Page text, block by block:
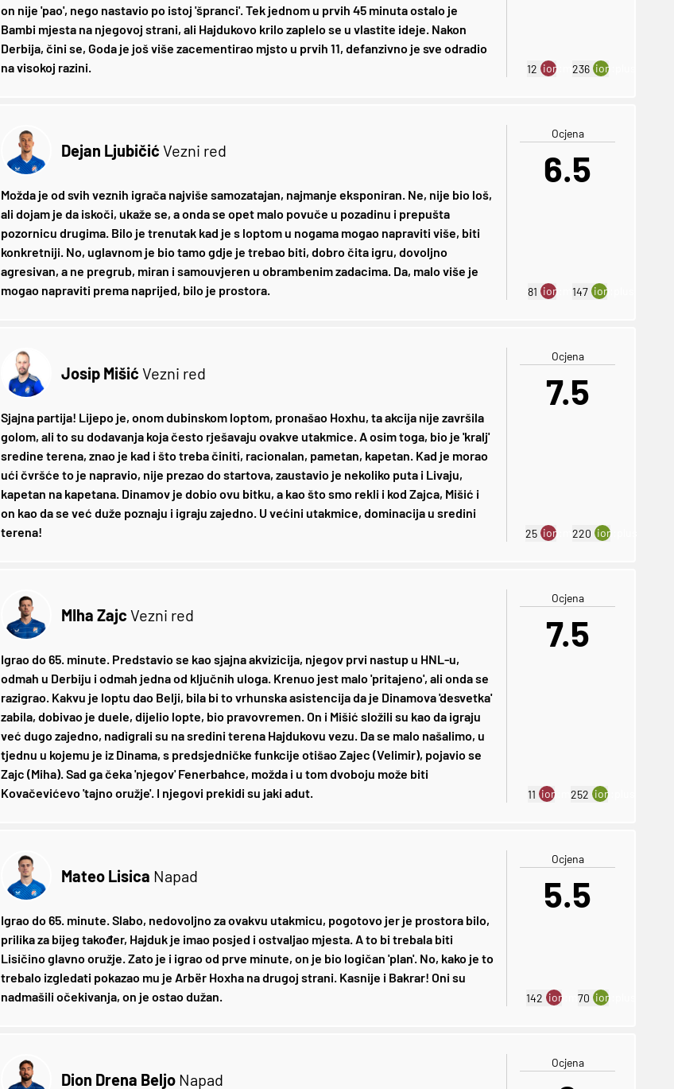
on nije 'pao', nego nastavio po istoj 'špranci'. Tek jednom u prvih 45 minuta ostalo je
Bambi mjesta na njegovoj strani, ali Hajdukovo krilo zaplelo se u vlastite ideje. Nakon
Derbija, čini se, Goda je još više zacementirao mjsto u prvih 11, defanzivno je sve odradio
na visokoj razini.
12 ion:minus
236 ion:plus
Dejan Ljubičić Vezni red
Možda je od svih veznih igrača najviše samozatajan, najmanje eksponiran. Ne, nije bio loš,
ali dojam je da iskoči, ukaže se, a onda se opet malo povuče u pozadinu i prepušta
pozornicu drugima. Bilo je trenutak kad je s loptom u nogama mogao napraviti više, biti
konkretniji. No, uglavnom je bio tamo gdje je trebao biti, dobro čita igru, dovoljno
agresivan, a ne pregrub, miran i samouvjeren u obrambenim zadacima. Da, malo više je
mogao napraviti prema naprijed, bilo je prostora.
Ocjena
6.5
81 ion:minus
147 ion:plus
Josip Mišić Vezni red
Sjajna partija! Lijepo je, onom dubinskom loptom, pronašao Hoxhu, ta akcija nije završila
golom, ali to su dodavanja koja često rješavaju ovakve utakmice. A osim toga, bio je 'kralj'
sredine terena, znao je kad i što treba činiti, racionalan, pametan, kapetan. Kad je morao
ući čvršće to je napravio, nije prezao do startova, zaustavio je nekoliko puta i Livaju,
kapetan na kapetana. Dinamov je dobio ovu bitku, a kao što smo rekli i kod Zajca, Mišić i
on kao da se već duže poznaju i igraju zajedno. U većini utakmice, dominacija u sredini
terena!
Ocjena
7.5
25 ion:minus
220 ion:plus
MIha Zajc Vezni red
Igrao do 65. minute. Predstavio se kao sjajna akvizicija, njegov prvi nastup u HNL-u,
odmah u Derbiju i odmah jedna od ključnih uloga. Krenuo jest malo 'pritajeno', ali onda se
razigrao. Kakvu je loptu dao Belji, bila bi to vrhunska asistencija da je Dinamova 'desvetka'
zabila, dobivao je duele, dijelio lopte, bio pravovremen. On i Mišić složili su kao da igraju
već dugo zajedno, nadigrali su na sredini terena Hajdukovu vezu. Da se malo našalimo, u
tjednu u kojemu je iz Dinama, s predsjedničke funkcije otišao Zajec (Velimir), pojavio se
Zajc (Miha). Sad ga čeka 'njegov' Fenerbahce, možda i u tom dvoboju može biti
Kovačevićevo 'tajno oružje'. I njegovi prekidi su jaki adut.
Ocjena
7.5
11 ion:minus
252 ion:plus
Mateo Lisica Napad
Igrao do 65. minute. Slabo, nedovoljno za ovakvu utakmicu, pogotovo jer je prostora bilo,
prilika za bijeg također, Hajduk je imao posjed i ostvaljao mjesta. A to bi trebala biti
Lisičino glavno oružje. Zato je i igrao od prve minute, on je bio logičan 'plan'. No, kako je to
trebalo izgledati pokazao mu je Arbër Hoxha na drugoj strani. Kasnije i Bakrar! Oni su
nadmašili očekivanja, on je ostao dužan.
Ocjena
5.5
142 ion:minus
70 ion:plus
Dion Drena Beljo Napad
Ocjena